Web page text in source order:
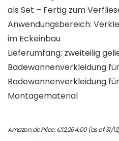
als Set – Fertig zum
Anwendungsbereich:
im Eckeinbau
Lieferumfang: zweiteilig
Badewannenverkleidung
Badewannenverkleidung
Montagematerial
Amazon.de Price:€12,264.00(as of 31/